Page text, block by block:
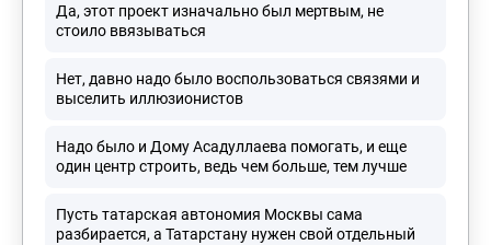
Да, этот проект изначально был мертвым, не
стоило ввязываться
Нет, давно надо было воспользоваться связями и
выселить иллюзионистов
Надо было и Дому Асадуллаева помогать, и еще
один центр строить, ведь чем больше, тем лучше
Пусть татарская автономия Москвы сама
разбирается, а Татарстану нужен свой отдельный